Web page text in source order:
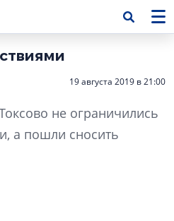
19 августа 2019 в 21:00
не ограничились
а пошли сносить